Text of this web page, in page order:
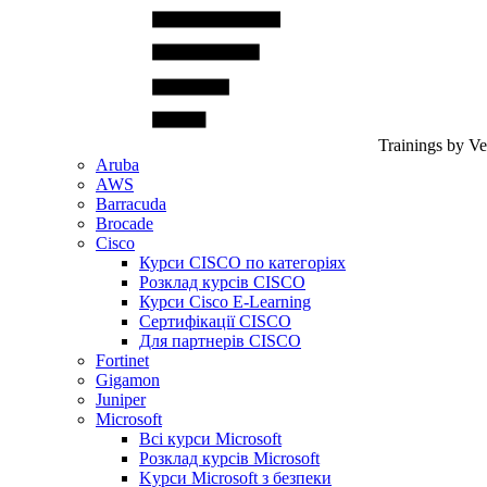
Trainings by
Aruba
AWS
Barracuda
Brocade
Cisco
Курси CISCO по категоріях
Розклад курсів CISCO
Курси Cisco E-Learning
Сертифікації CISCO
Для партнерів CISCO
Fortinet
Gigamon
Juniper
Microsoft
Всі курси Microsoft
Розклад курсів Microsoft
Kyрси Microsoft з безпеки